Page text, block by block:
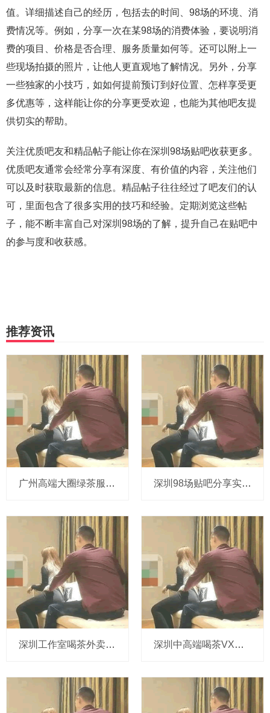
值。详细描述自己的经历，包括去的时间、98场的环境、消
费情况等。例如，分享一次在某98场的消费体验，要说明消
费的项目、价格是否合理、服务质量如何等。还可以附上一
些现场拍摄的照片，让他人更直观地了解情况。另外，分享
一些独家的小技巧，如如何提前预订到好位置、怎样享受更
多优惠等，这样能让你的分享更受欢迎，也能为其他吧友提
供切实的帮助。
关注优质吧友和精品帖子能让你在深圳98场贴吧收获更多。
优质吧友通常会经常分享有深度、有价值的内容，关注他们
可以及时获取最新的信息。精品帖子往往经过了吧友们的认
可，里面包含了很多实用的技巧和经验。定期浏览这些帖
子，能不断丰富自己对深圳98场的了解，提升自己在贴吧中
的参与度和收获感。
推荐资讯
‌广州高端大圈绿茶服务‌：绿茶服务的体验分享与选择建议 深圳98场贴吧分享实用技巧
深圳工作室喝茶外卖：你敢尝试上门服务吗？ 深圳中高端喝茶VX：扫码领200元无门槛券_4